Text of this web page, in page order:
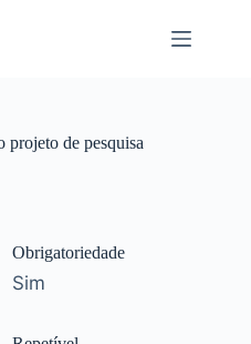
projeto de pesquisa
Obrigatoriedade
Sim